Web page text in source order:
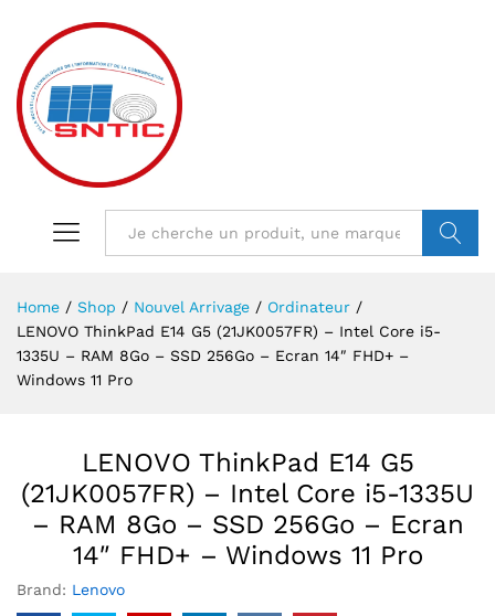
Home / Shop / Nouvel Arrivage / Ordinateur /
LENOVO ThinkPad E14 G5 (21JK0057FR) – Intel Core i5-
1335U – RAM 8Go – SSD 256Go – Ecran 14″ FHD+ –
Windows 11 Pro
LENOVO ThinkPad E14 G5
(21JK0057FR) – Intel Core i5-1335U
– RAM 8Go – SSD 256Go – Ecran
14″ FHD+ – Windows 11 Pro
Brand: Lenovo